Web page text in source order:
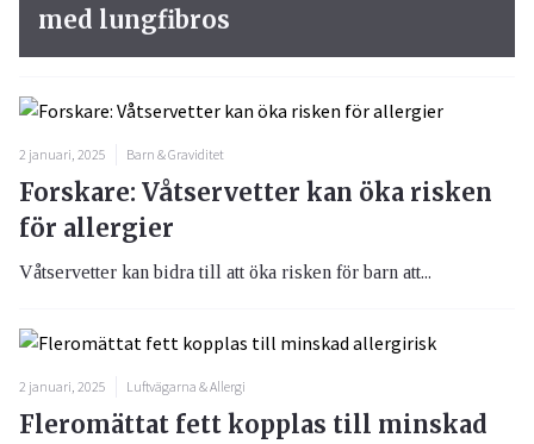
med lungfibros
2 januari, 2025 Barn & Graviditet
Forskare: Våtservetter kan öka risken
för allergier
Våtservetter kan bidra till att öka risken för barn att...
2 januari, 2025 Luftvägarna & Allergi
Fleromättat fett kopplas till minskad